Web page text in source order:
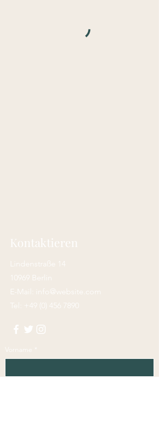
Kontaktieren
Lindenstraße 14
10969 Berlin
E-Mail:
info@website.com
Tel:
+49 (0) 456 7890
Vorname *